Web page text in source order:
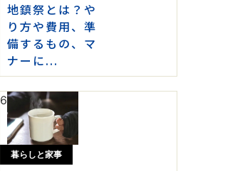
地鎮祭とは？や
り方や費用、準
備するもの、マ
ナーに...
6
暮らしと家事